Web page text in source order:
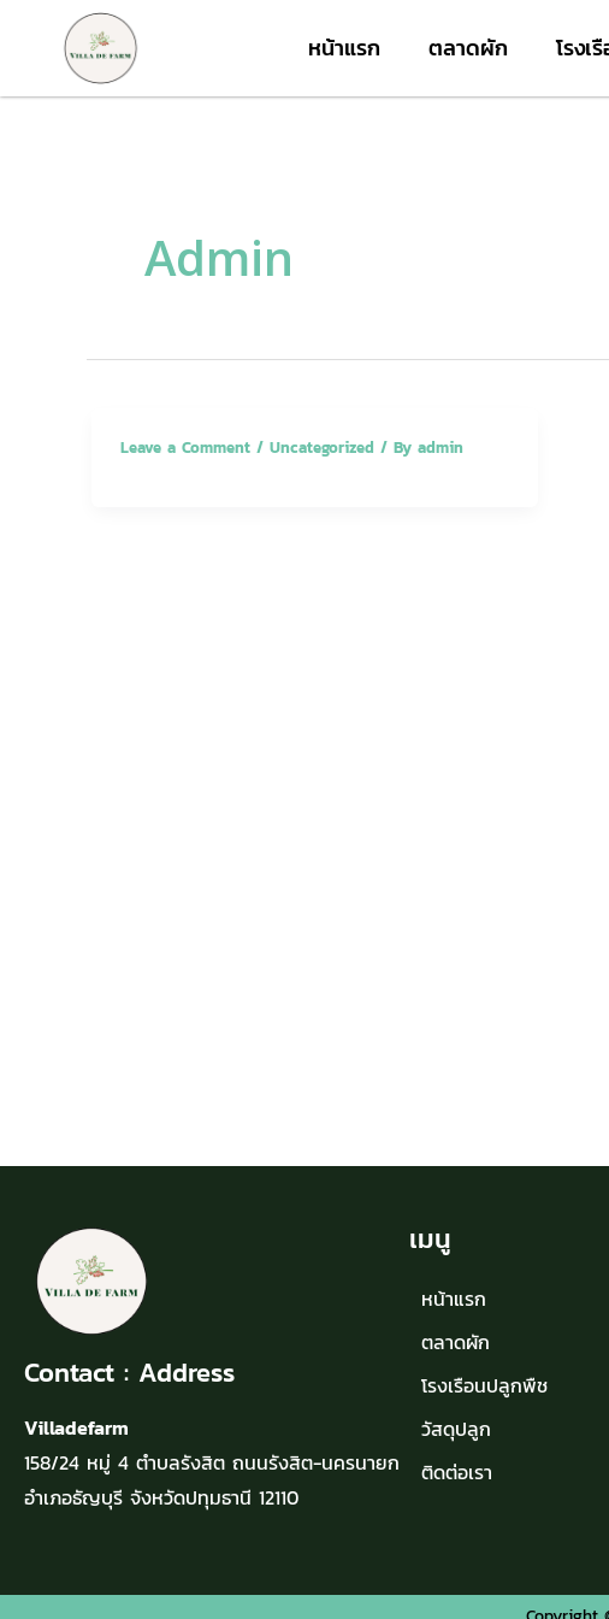
หน้าแรก ตลาดผัก โรง
Admin
Leave a Comment / Uncategorized / By admin
Contact : Address
Villadefarm
158/24 หมู่ 4 ตำบลรังสิต ถนนรังสิต-นครนายก
อำเภอธัญบุรี จังหวัดปทุมธานี 12110
เมนู
หน้าแรก
ตลาดผัก
โรงเรือนปลูกพืช
วัสดุปลูก
ติดต่อเรา